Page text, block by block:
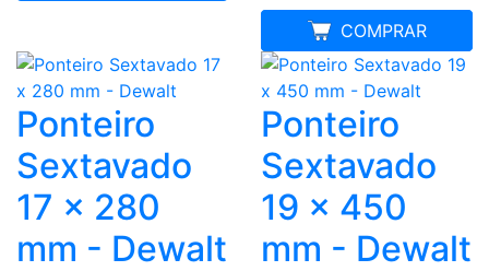
COMPRAR
MELHOR PREÇO
Ponteiro
Sextavado
17 x 280
mm - Dewalt
Ponteiro
Sextavado
19 x 450
mm - Dewalt